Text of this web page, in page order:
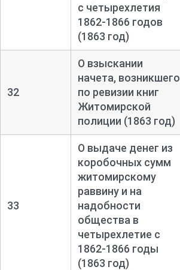
с четырехлетия
1862-1866 годов
(1863 год)
32
О взыскании
начета, возникшего
по ревизии книг
Житомирской
полиции (1863 год)
33
О выдаче денег из
коробочных сумм
житомирскому
раввину и на
надобности
общества в
четырехлетие с
1862-1866 годы
(1863 год)